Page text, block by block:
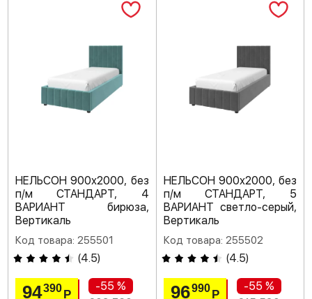
НЕЛЬСОН 900х2000, без
п/м СТАНДАРТ, 4
ВАРИАНТ бирюза,
Вертикаль
Код товара: 255501
(4.5)
94390Р
-55 %
НЕЛЬСОН 900х2000, без
п/м СТАНДАРТ, 5
ВАРИАНТ светло-серый,
Вертикаль
Код товара: 255502
(4.5)
96990 Р
-55 %